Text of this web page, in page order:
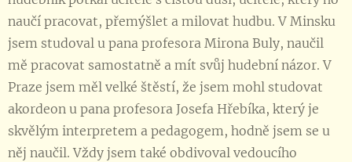
naučí pracovat, přemýšlet a milovat hudbu. V Minsku
jsem studoval u pana profesora Mirona Buly, naučil
mě pracovat samostatně a mít svůj hudební názor. V
Praze jsem měl velké štěstí, že jsem mohl studovat
akordeon u pana profesora Josefa Hřebíka, který je
skvělým interpretem a pedagogem, hodně jsem se u
něj naučil. Vždy jsem také obdivoval vedoucího